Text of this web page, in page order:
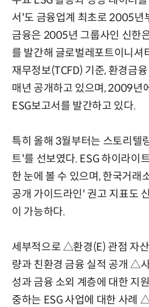
서'도 금융업계 최초로 2005년
금융은 2005년 그룹사인 신한
를 발간해 글로벌레포트이니셔
재무정보(TCFD) 기준, 환경금
매년 공개하고 있으며, 2009년
ESG보고서를 발간하고 있다.
특히 올해 3월부터는 스토리텔
트'를 선보였다. ESG 하이라이
한 눈에 볼 수 있으며, 한국거래
공개 가이드라인' 권고 지표도
이 가능하다.
세부적으로 △환경(E) 관점 자
량과 친환경 금융 실적 공개 △
성과 금융 소외 계층에 대한 지
중하는 ESG 사업에 대한 사례